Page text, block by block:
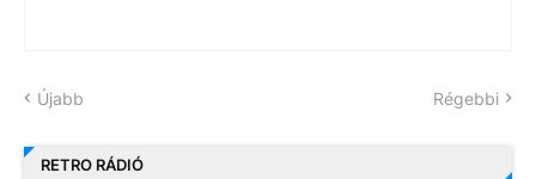
Újabb Régebbi
RETRO RÁDIÓ